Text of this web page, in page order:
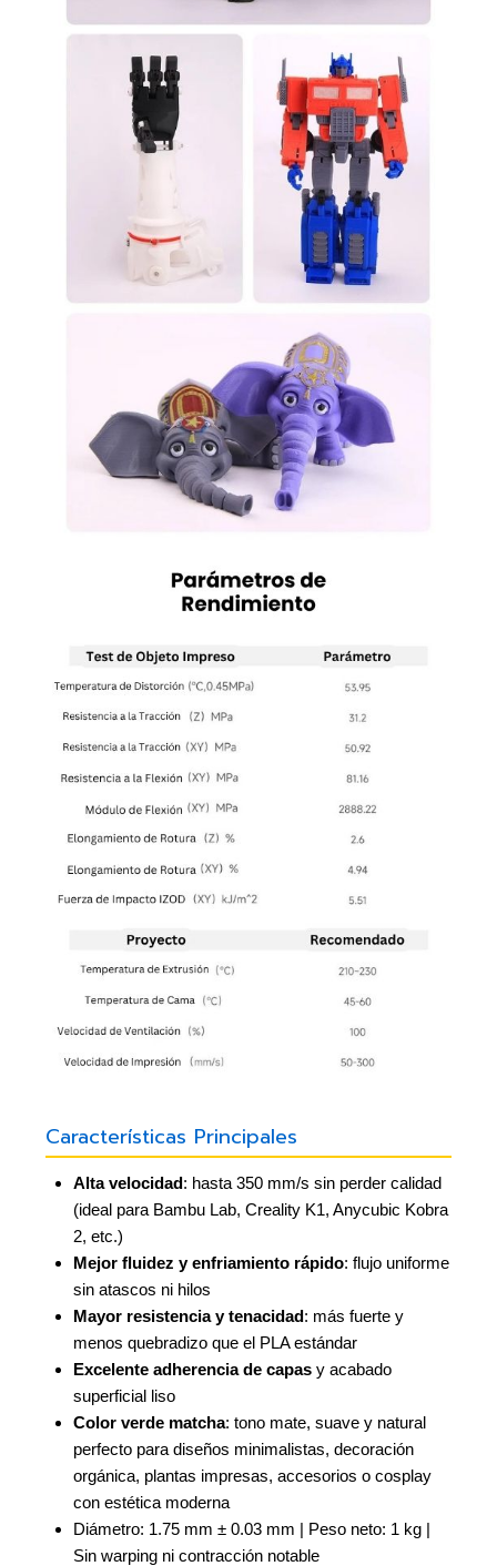
Características Principales
Alta velocidad: hasta 350 mm/s sin perder calidad
(ideal para Bambu Lab, Creality K1, Anycubic Kobra
2, etc.)
Mejor fluidez y enfriamiento rápido: flujo uniforme
sin atascos ni hilos
Mayor resistencia y tenacidad: más fuerte y
menos quebradizo que el PLA estándar
Excelente adherencia de capas y acabado
superficial liso
Color verde matcha: tono mate, suave y natural 
perfecto para diseños minimalistas, decoración
orgánica, plantas impresas, accesorios o cosplay
con estética moderna
Diámetro: 1.75 mm ± 0.03 mm | Peso neto: 1 kg |
Sin warping ni contracción notable